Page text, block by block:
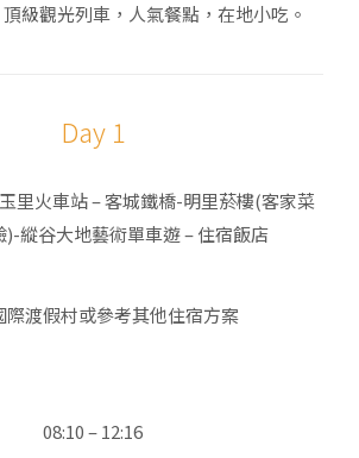
級觀光列車，人氣餐點，在地小吃。
Day 1
里火車站 – 客城鐵橋-明里菸樓(客家菜
)-縱谷大地藝術單車遊 – 住宿飯店
際渡假村或參考其他住宿方案
08:10 – 12:16